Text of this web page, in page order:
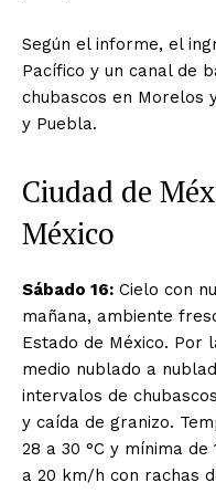
Según el informe, el
Pacífico y un canal de
chubascos en Morelos
y Puebla.
Ciudad de
México
Sábado 16: Cielo con
mañana, ambiente
Estado de México. Por
medio nublado a
intervalos de
y caída de granizo.
28 a 30 °C y mínima de
a 20 km/h con rachas